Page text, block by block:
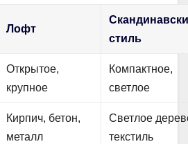
Лофт
стиль
Открытое,
крупное
Компактное,
светлое
Кирпич, бетон,
металл
Светлое
текстиль